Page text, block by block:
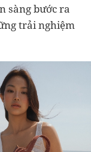
sàng bước ra
trải nghiệm